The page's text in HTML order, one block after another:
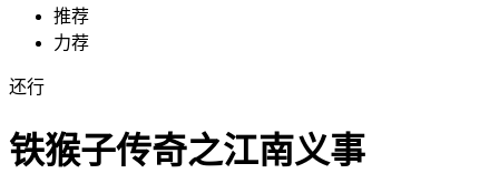
推荐
力荐
还行
铁猴子传奇之江南义事